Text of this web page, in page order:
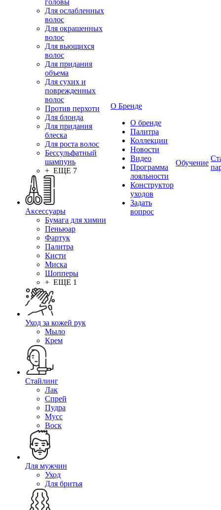
головы
Для ослабленных
волос
Для окрашенных
волос
Для вьющихся
волос
Для придания
объема
Для сухих и
поврежденных
волос
Против перхоти
Для блонда
Для придания
блеска
Для роста волос
Бессульфатный
шампунь
+ ЕЩЕ 7
Аксессуары
Бумага для химии
Пеньюар
Фартук
Палитра
Кисти
Миска
Шопперы
+ ЕЩЕ 1
Уход за кожей рук
Мыло
Крем
Стайлинг
Лак
Спрей
Пудра
Мусс
Воск
Для мужчин
Уход
Для бритья
О Бренде
О бренде
Палитра
Коллекции
Новости
Видео
Программа
лояльности
Конструктор
уходов
Задать
вопрос
Обучение